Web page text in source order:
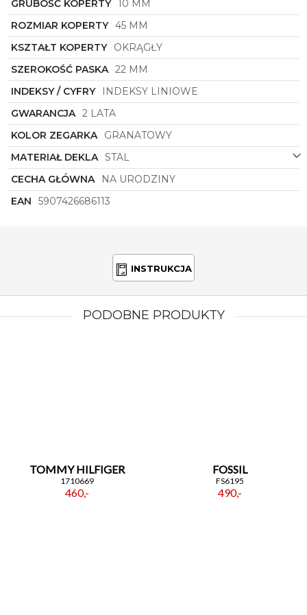
akcesorium, które będzie przypominać Ci o wartości
czasu i piękna w każdej chwili.
GRUBOŚĆ KOPERTY 10 MM
ROZMIAR KOPERTY 45 MM
KSZTAŁT KOPERTY OKRĄGŁY
SZEROKOŚĆ PASKA 22 MM
INDEKSY / CYFRY
INDEKSY LINIOWE
GWARANCJA 2 LATA
KOLOR ZEGARKA GRANATOWY
MATERIAŁ DEKLA STAL
CECHA GŁÓWNA
NA URODZINY
EAN
5907426686113
INSTRUKCJA
PODOBNE PRODUKTY
TOMMY HILFIGER
1710669
460,-
FOSSIL
FS6195
490,-